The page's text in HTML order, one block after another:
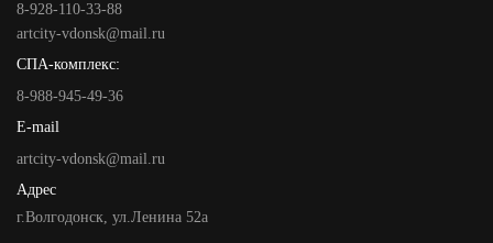
8-928-110-33-88
artcity-vdonsk@mail.ru
СПА-комплекс:
8-988-945-49-36
E-mail
artcity-vdonsk@mail.ru
Адрес
г.Волгодонск, ул.Ленина 52а